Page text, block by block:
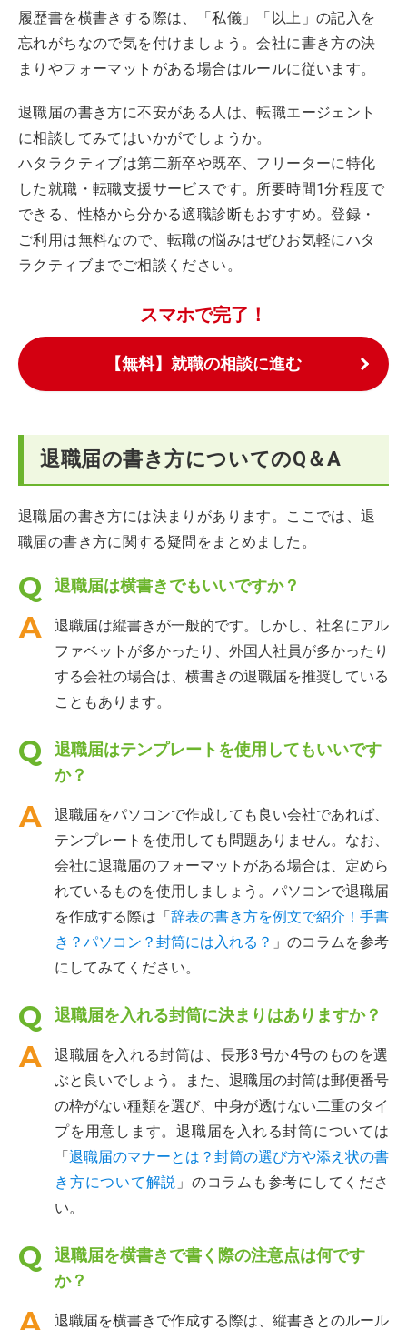
履歴書を横書きする際は、「私儀」「以上」の記入を
忘れがちなので気を付けましょう。会社に書き方の決
まりやフォーマットがある場合はルールに従います。
退職届の書き方に不安がある人は、転職エージェント
に相談してみてはいかがでしょうか。
ハタラクティブは第二新卒や既卒、フリーターに特化
した就職・転職支援サービスです。所要時間1分程度で
できる、性格から分かる適職診断もおすすめ。登録・
ご利用は無料なので、転職の悩みはぜひお気軽にハタ
ラクティブまでご相談ください。
スマホで完了！
【無料】就職の相談に進む
退職届の書き方についてのQ＆A
退職届の書き方には決まりがあります。ここでは、退
職届の書き方に関する疑問をまとめました。
退職届は横書きでもいいですか？
退職届は縦書きが一般的です。しかし、社名にアル
ファベットが多かったり、外国人社員が多かったり
する会社の場合は、横書きの退職届を推奨している
こともあります。
退職届はテンプレートを使用してもいいです
か？
退職届をパソコンで作成しても良い会社であれば、
テンプレートを使用しても問題ありません。なお、
会社に退職届のフォーマットがある場合は、定めら
れているものを使用しましょう。パソコンで退職届
を作成する際は「辞表の書き方を例文で紹介！手書
き？パソコン？封筒には入れる？ 」のコラムを参考
にしてみてください。
退職届を入れる封筒に決まりはありますか？
退職届を入れる封筒は、長形3号か4号のものを選
ぶと良いでしょう。また、退職届の封筒は郵便番号
の枠がない種類を選び、中身が透けない二重のタイ
プを用意します。退職届を入れる封筒については
「退職届のマナーとは？封筒の選び方や添え状の書
き方について解説 」のコラムも参考にしてくださ
い。
退職届を横書きで書く際の注意点は何です
か？
退職届を横書きで作成する際は、縦書きとのルール